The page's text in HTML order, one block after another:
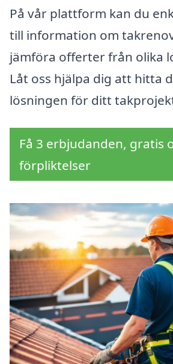
På vår plattform kan du
till information om
jämföra offerter från olika
Låt oss hjälpa dig att hitta
lösningen för ditt
Få 3 erbjudanden, gratis
förpliktelser